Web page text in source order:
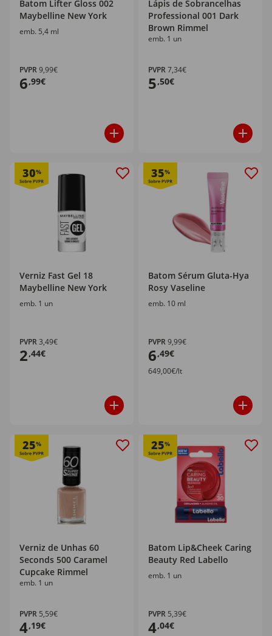
Batom Lifter Gloss 002
Maybelline New York
emb. 5,4 ml
PVPR9,99€
6,99€
Lápis de Sobrancelhas
Professional 001 Dark
Brown Rimmel
emb. 1 un
PVPR7,34€
5,50€
30%
Verniz Fast Gel 18
Maybelline New York
emb. 1 un
PVPR3,49€
2,44€
35%
Batom Sérum Gluta-Hya
Rosy Vaseline
emb. 10 ml
PVPR9,99€
6,49€
649,00€/lt
25%
Verniz de Unhas 60
Seconds 500 Caramel
Cupcake Rimmel
emb. 1 un
PVPR 5,59€
4,19€
25%
Batom Lip&Cheek Caring
Beauty Red Labello
emb. 1 un
PVPR 5,39€
4,04€